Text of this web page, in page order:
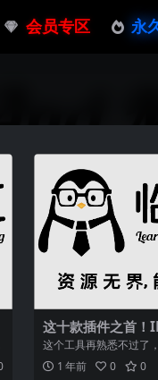
会员专区 永
这十款插件之首！
下载器及使用全解
这个工具再熟悉不过了
沸扬扬，版本更新也很
测...1 年前 0 0